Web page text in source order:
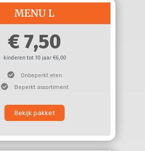
MENU L
7,50
kinderen tot 10 jaar €6,00
Onbeperkt eten
Beperkt assortiment
Bekijk pakket